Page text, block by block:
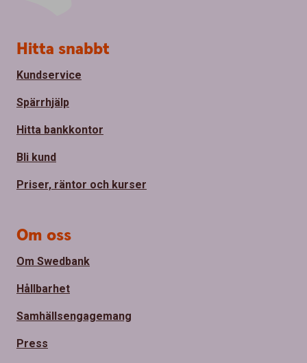
S
i
d
o
t
Hitta snabbt
Kundservice
Spärrhjälp
Hitta bankkontor
Bli kund
Priser, räntor och kurser
Om oss
Om Swedbank
Hållbarhet
Samhällsengagemang
Press